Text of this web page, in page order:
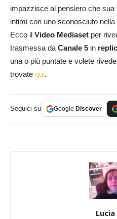
impazzisce al pensiero che sua
intimi con uno sconosciuto
Ecco il Video Mediaset per
trasmessa daCanale 5 in
una o più puntate e volete
trovate qui.
Seguici su Google Discover
Lucia